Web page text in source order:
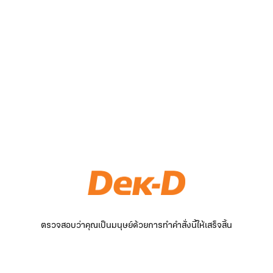
ตรวจสอบว่าคุณเป็นมนุษย์ด้วยการทำคำสั่งนี้ให้เสร็จสิ้น